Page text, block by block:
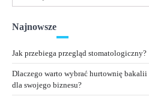
Najnowsze
Jak przebiega przegląd stomatologiczny?
Dlaczego warto wybrać hurtownię
dla swojego biznesu?